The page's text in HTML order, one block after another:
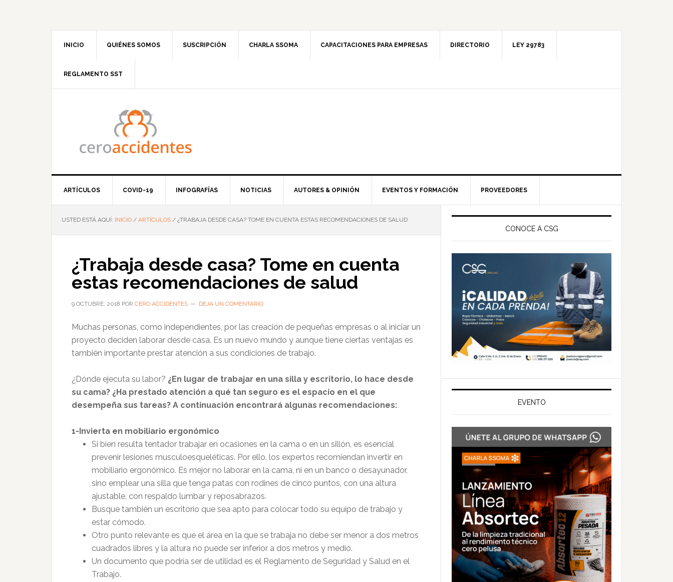
INICIO QUIÉNES SOMOS SUSCRIPCIÓN CHARLA SSOMA CAPACITACIONES PARA EMPRESAS DIRECTORIO LEY 29783
REGLAMENTO SST
ARTÍCULOS COVID-19 INFOGRAFÍAS NOTICIAS AUTORES & OPINIÓN EVENTOS Y FORMACIÓN PROVEEDORES
USTED ESTÁ AQUÍ: INICIO / ARTÍCULOS / ¿TRABAJA DESDE CASA? TOME EN CUENTA ESTAS RECOMENDACIONES DE SALUD
¿Trabaja desde casa? Tome en cuenta
estas recomendaciones de salud
9 OCTUBRE, 2018 POR CERO ACCIDENTES DEJA UN COMENTARIO
Muchas personas, como independientes, por las creación de pequeñas empresas o al iniciar un
proyecto deciden laborar desde casa. Es un nuevo mundo y aunque tiene ciertas ventajas es
también importante prestar atención a sus condiciones de trabajo.
¿Dónde ejecuta su labor? ¿En lugar de trabajar en una silla y escritorio, lo hace desde
su cama? ¿Ha prestado atención a qué tan seguro es el espacio en el que
desempeña sus tareas? A continuación encontrará algunas recomendaciones:
1-Invierta en mobiliario ergonómico
Si bien resulta tentador trabajar en ocasiones en la cama o en un sillón, es esencial
prevenir lesiones musculoesqueléticas. Por ello, los expertos recomiendan invertir en
mobiliario ergonómico. Es mejor no laborar en la cama, ni en un banco o desayunador,
sino emplear una silla que tenga patas con rodines de cinco puntos, con una altura
ajustable, con respaldo lumbar y reposabrazos.
Busque también un escritorio que sea apto para colocar todo su equipo de trabajo y
estar cómodo.
Otro punto relevante es que el área en la que se trabaja no debe ser menor a dos metros
cuadrados libres y la altura no puede ser inferior a dos metros y medio.
Un documento que podría ser de utilidad es el Reglamento de Seguridad y Salud en el
Trabajo.
Barra
principal
CONOCE A CSG
EVENTO